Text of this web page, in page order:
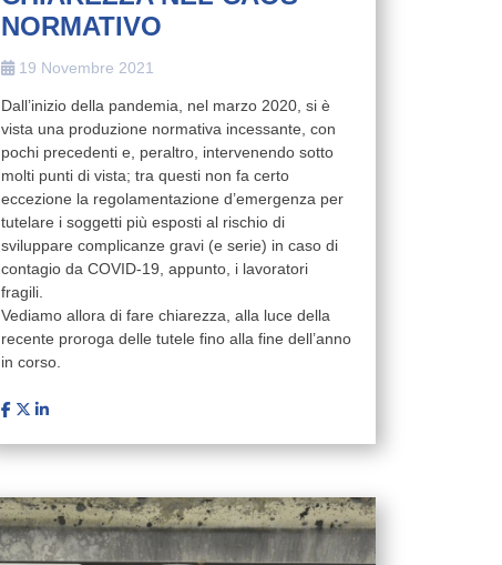
NORMATIVO
19 Novembre 2021
Dall’inizio della pandemia, nel marzo 2020, si è
vista una produzione normativa incessante, con
pochi precedenti e, peraltro, intervenendo sotto
molti punti di vista; tra questi non fa certo
eccezione la regolamentazione d’emergenza per
tutelare i soggetti più esposti al rischio di
sviluppare complicanze gravi (e serie) in caso di
contagio da COVID-19, appunto, i lavoratori
fragili.
Vediamo allora di fare chiarezza, alla luce della
recente proroga delle tutele fino alla fine dell’anno
in corso.